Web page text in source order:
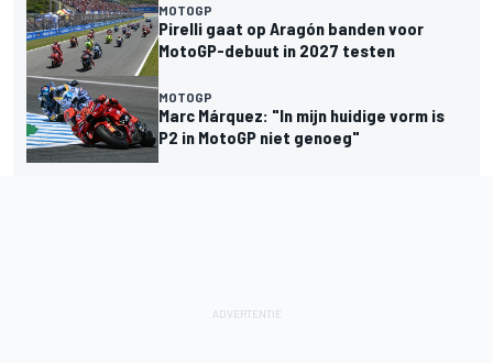
MOTOGP
Pirelli gaat op Aragón banden voor
MotoGP-debuut in 2027 testen
MOTOGP
Marc Márquez: "In mijn huidige vorm is
P2 in MotoGP niet genoeg"